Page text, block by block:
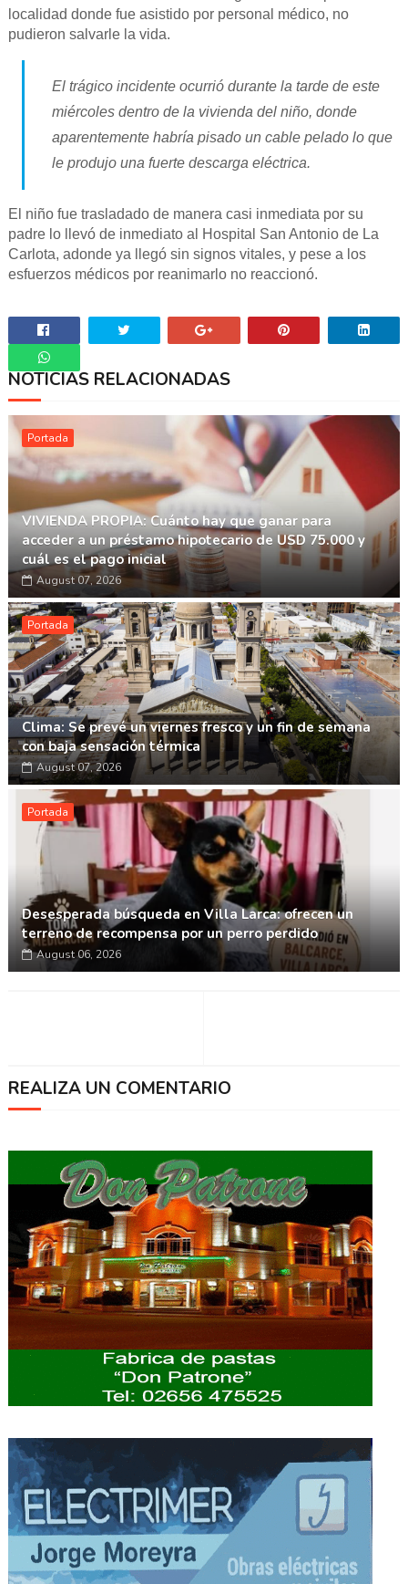
localidad donde fue asistido por personal médico, no
pudieron salvarle la vida.
El trágico incidente ocurrió durante la tarde de este
miércoles dentro de la vivienda del niño, donde
aparentemente habría pisado un cable pelado lo que
le produjo una fuerte descarga eléctrica.
El niño fue trasladado de manera casi inmediata por su
padre lo llevó de inmediato al Hospital San Antonio de La
Carlota, adonde ya llegó sin signos vitales, y pese a los
esfuerzos médicos por reanimarlo no reaccionó.
Whatsapp
NOTICIAS RELACIONADAS
Portada
VIVIENDA PROPIA: Cuánto hay que ganar para
acceder a un préstamo hipotecario de USD 75.000 y
cuál es el pago inicial
August 07, 2026
Portada
Clima: Se prevé un viernes fresco y un fin de semana
con baja sensación térmica
August 07, 2026
Portada
Desesperada búsqueda en Villa Larca: ofrecen un
terreno de recompensa por un perro perdido
August 06, 2026
REALIZA UN COMENTARIO